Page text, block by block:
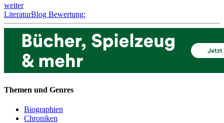
weiter
LiteraturBlog Bewertung:
Themen und Genres
Biographien
Chroniken